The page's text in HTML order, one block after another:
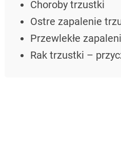
Choroby trzustki
Ostre zapalenie
Przewlekłe
Rak trzustki –